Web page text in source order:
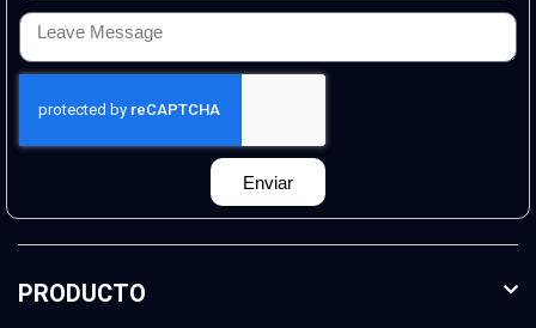
Enviar
PRODUCTO